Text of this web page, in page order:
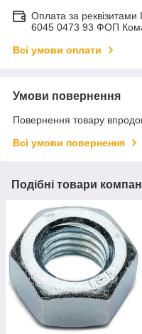
Оплата за
6045 0473 93 ФОП
Всі умови оплати
Умови повернення
Повернення товару
Всі умови повернення
Подібні товари